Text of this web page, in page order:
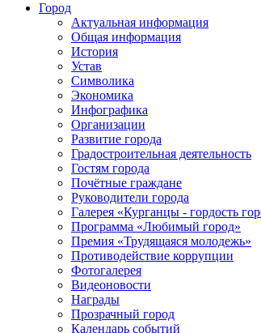
Город
Актуальная информация
Общая информация
История
Устав
Символика
Экономика
Инфографика
Организации
Развитие города
Градостроительная деятельность
Гостям города
Почётные граждане
Руководители города
Галерея «Курганцы - гордость
Программа «Любимый город»
Премия «Трудящаяся молодежь»
Противодействие коррупции
Фотогалерея
Видеоновости
Награды
Прозрачный город
Календарь событий